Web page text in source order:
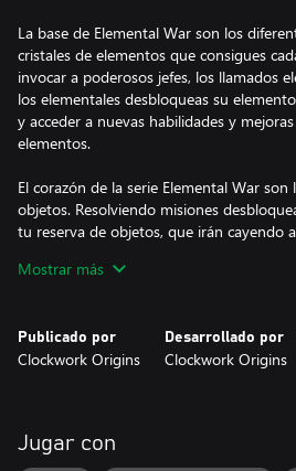
La base de Elemental War son los
cristales de elementos que consigues
invocar a poderosos jefes, los llamados
los elementales desbloqueas su
y acceder a nuevas habilidades y
elementos.
El corazón de la serie Elemental War son
objetos. Resolviendo misiones
tu reserva de objetos, que irán cayendo
o equipamiento para personalizar tus
multiplataforma «Clash» en el que dos
sí. Ambos tendréis que defender
monstruos a vuestro oponente al mismo
Características
Mostrar más
Publicado por
Clockwork Origins
Desarrollado por
Clockwork Origins
Jugar con